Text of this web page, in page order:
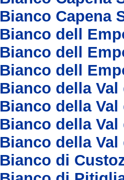
Bianco Capena
Bianco dell
Bianco dell
Bianco dell
Bianco della
Bianco della
Bianco della
Bianco della
Bianco di